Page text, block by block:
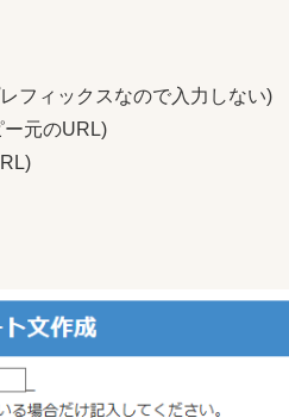
フィックスなので入力しない)
ー元のURL)